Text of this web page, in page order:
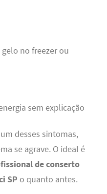
no freezer ou
sem explicação
desses sintomas,
se agrave. O ideal é
de conserto
SP o quanto antes.